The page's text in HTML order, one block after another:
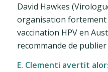
David Hawkes
organisation fortement
vaccination HPV en
recommande de
E. Clementi avertit